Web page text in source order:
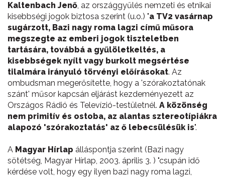
Kaltenbach Jenő, az országgyűlés nemzeti és etnikai
kisebbségi jogok biztosa szerint (u.o.) "a TV2 vasárnap
sugárzott, Bazi nagy roma lagzi című műsora
megszegte az emberi jogok tiszteletben
tartására, továbbá a gyűlöletkeltés, a
kisebbségek nyílt vagy burkolt megsértése
tilalmára irányuló törvényi előírásokat. Az
ombudsman megerősítette, hogy a 'szórakoztatónak
szánt' műsor kapcsán eljárást kezdeményezett az
Országos Rádió és Televízió-testületnél. A közönség
nem primitív és ostoba, az alantas sztereotípiákra
alapozó 'szórakoztatás' az ő lebecsülésük is".
A Magyar Hírlap álláspontja szerint (Bazi nagy
sötétség, Magyar Hírlap, 2003. április 3. ) "csupán idő
kérdése volt, hogy egy ilyen bazi nagy roma lagzi,